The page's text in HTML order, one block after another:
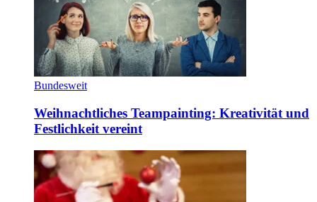
Bundesweit
Weihnachtliches Teampainting: Kreativität und
Festlichkeit vereint